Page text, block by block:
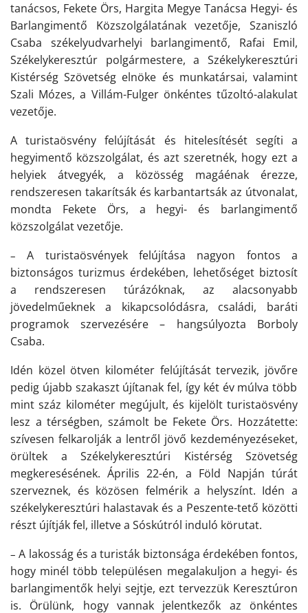
tanácsos, Fekete Örs, Hargita Megye Tanácsa Hegyi- és
Barlangimentő Közszolgálatának vezetője, Szaniszló
Csaba székelyudvarhelyi barlangimentő, Rafai Emil,
Székelykeresztúr polgármestere, a Székelykeresztúri
Kistérség Szövetség elnöke és munkatársai, valamint
Szali Mózes, a Villám-Fulger önkéntes tűzoltó-alakulat
vezetője.
A turistaösvény felújítását és hitelesítését segíti a
hegyimentő közszolgálat, és azt szeretnék, hogy ezt a
helyiek átvegyék, a közösség magáénak érezze,
rendszeresen takarítsák és karbantartsák az útvonalat,
mondta Fekete Örs, a hegyi- és barlangimentő
közszolgálat vezetője.
–A turistaösvények felújítása nagyon fontos a
biztonságos turizmus érdekében, lehetőséget biztosít
a rendszeresen túrázóknak, az alacsonyabb
jövedelműeknek a kikapcsolódásra, családi, baráti
programok szervezésére – hangsúlyozta Borboly
Csaba.
Idén közel ötven kilométer felújítását tervezik, jövőre
pedig újabb szakaszt újítanak fel, így két év múlva több
mint száz kilométer megújult, és kijelölt turistaösvény
lesz a térségben, számolt be Fekete Örs. Hozzátette:
szívesen felkarolják a lentről jövő kezdeményezéseket,
örültek a Székelykeresztúri Kistérség Szövetség
megkeresésének. Április 22-én, a Föld Napján túrát
szerveznek, és közösen felmérik a helyszínt. Idén a
székelykeresztúri halastavak és a Peszente-tető közötti
részt újítják fel, illetve a Sóskútról induló körutat.
–A lakosság és a turisták biztonsága érdekében fontos,
hogy minél több településen megalakuljon a hegyi- és
barlangimentők helyi sejtje, ezt tervezzük Keresztúron
is. Örülünk, hogy vannak jelentkezők az önkéntes